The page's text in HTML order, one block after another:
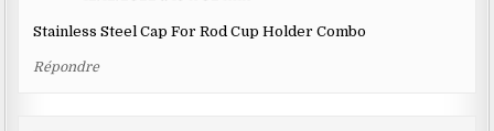
Stainless Steel Cap For Rod Cup Holder Combo
Répondre